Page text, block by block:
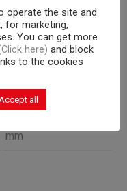
900
1
a bordo
CHOCOLAT
mm
operate the site and
for marketing,
You can get more
here) and block
to the cookies
Accept all